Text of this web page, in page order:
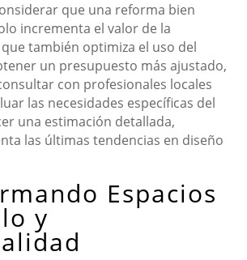
que una reforma bien
incrementa el valor de la
también optimiza el uso del
un presupuesto más ajustado,
con profesionales locales
las necesidades específicas del
una estimación detallada,
las últimas tendencias en diseño
Espacios
y